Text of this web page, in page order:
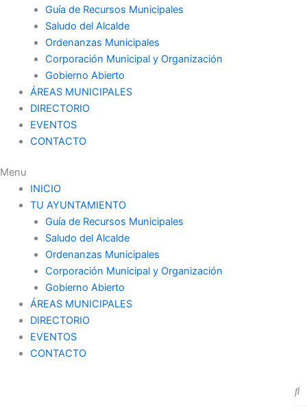
Guía de Recursos Municipales
Saludo del Alcalde
Ordenanzas Municipales
Corporación Municipal y Organización
Gobierno Abierto
ÁREAS MUNICIPALES
DIRECTORIO
EVENTOS
CONTACTO
Menu
INICIO
TU AYUNTAMIENTO
Guía de Recursos Municipales
Saludo del Alcalde
Ordenanzas Municipales
Corporación Municipal y Organización
Gobierno Abierto
ÁREAS MUNICIPALES
DIRECTORIO
EVENTOS
CONTACTO